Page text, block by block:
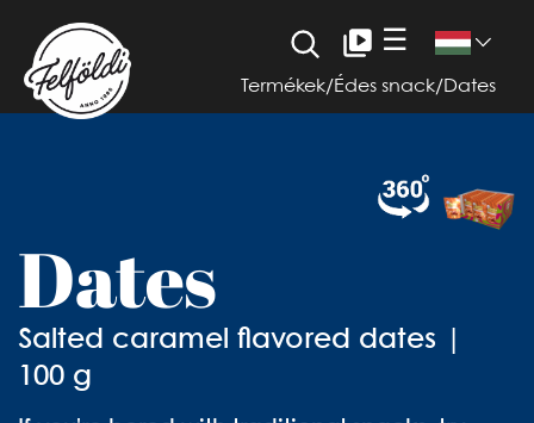
☰
Termékek/ Édes snack/ Dates
Dates
Salted caramel flavored dates |
100 g